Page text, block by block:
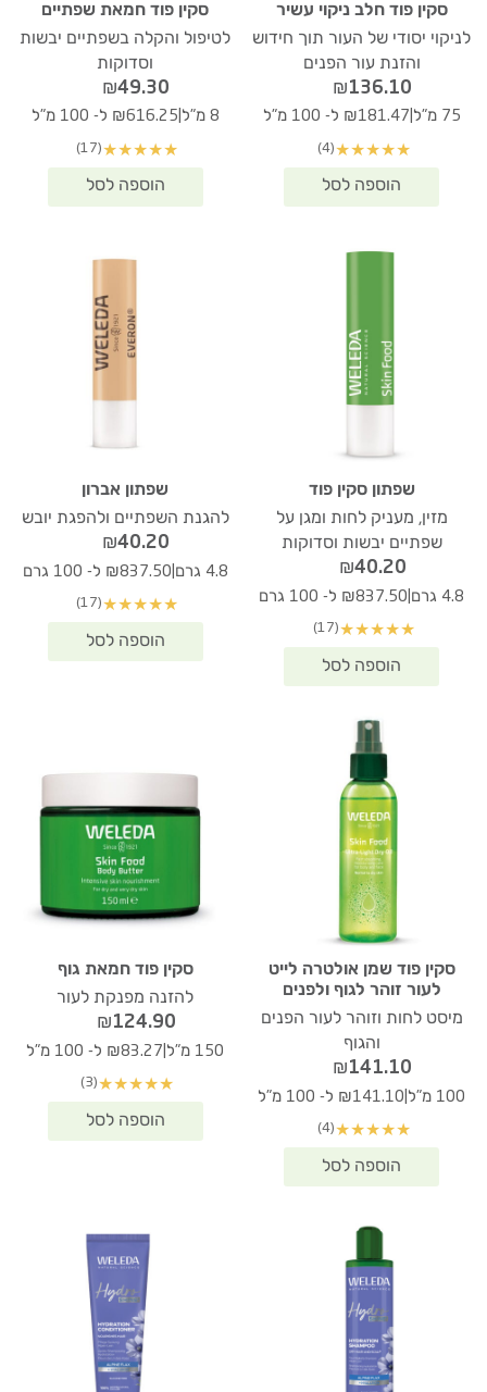
סקין פוד חלב ניקוי עשיר
לניקוי יסודי של העור תוך חידוש
והזנת עור הפנים
₪136.10
75 מ"ל ₪181.47 ל- 100 מ"ל
★
★
★
★
★
(4)
סקין פוד חמאת שפתיים
לטיפול והקלה בשפתיים יבשות
וסדוקות
₪49.30
8 מ"ל ₪616.25 ל- 100 מ"ל
★
★
★
★
★
(17)
שפתון סקין פוד
מזין, מעניק לחות ומגן על
שפתיים יבשות וסדוקות
₪40.20
4.8 גרם ₪837.50 ל- 100 גרם
★
★
★
★
★
(17)
שפתון אברון
להגנת השפתיים ולהפגת יובש
₪40.20
4.8 גרם ₪837.50 ל- 100 גרם
★
★
★
★
★
(17)
סקין פוד שמן אולטרה לייט
לעור זוהר לגוף ולפנים
מיסט לחות וזוהר לעור הפנים
והגוף
₪141.10
100 מ"ל ₪141.10 ל- 100 מ"ל
★
★
★
★
★
(4)
סקין פוד חמאת גוף
להזנה מפנקת לעור
₪124.90
150 מ"ל ₪83.27 ל- 100 מ"ל
★
★
★
★
★
(3)